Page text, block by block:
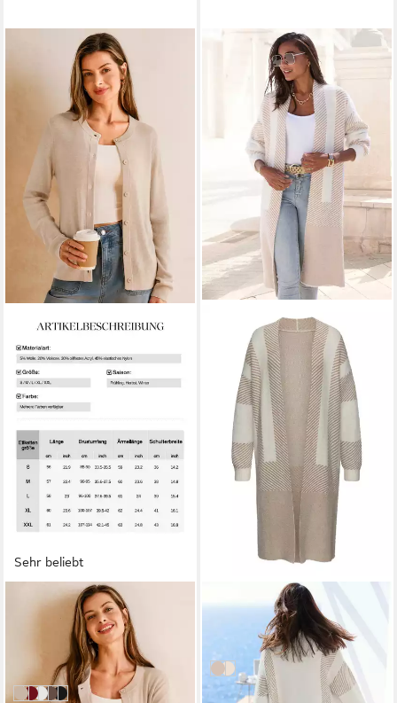
Sehr beliebt
ARACH&CLOZ
Strickjacke Damen Cardigan-
Pullover Lässige Strickjacken
Business-Casual-Outfit-
Oberteil
UVP47,13 €
-22%
Aprikose
Bordeaux
WeißKaffee
Schwarz
Longstrickjacke aus
flauschigem Strick, Cardigan
mit langen Ärmeln
creme-beige
creme-schwarz